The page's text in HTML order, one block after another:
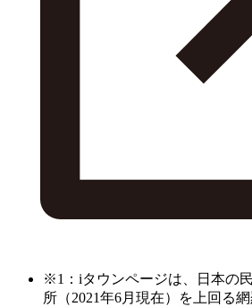
※1：iタウンページは、日本の
所（2021年6月現在）を上回る